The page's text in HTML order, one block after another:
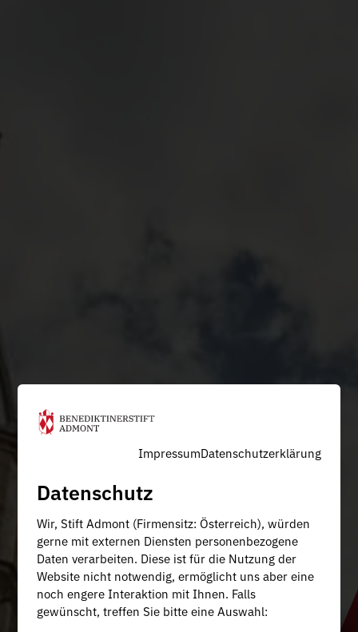
ImpressumDatenschutzerklärung
Datenschutz
Wir, Stift Admont (Firmensitz: Österreich), würden
gerne mit externen Diensten personenbezogene
Daten verarbeiten. Diese ist für die Nutzung der
Website nicht notwendig, ermöglicht uns aber eine
noch engere Interaktion mit Ihnen. Falls
gewünscht, treffen Sie bitte eine Auswahl: